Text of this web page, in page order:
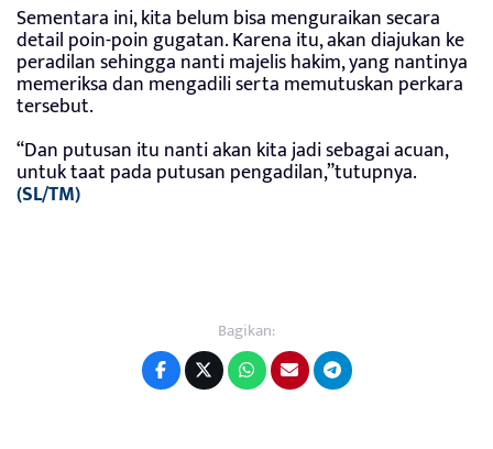
Sementara ini, kita belum bisa menguraikan secara
detail poin-poin gugatan. Karena itu, akan diajukan ke
peradilan sehingga nanti majelis hakim, yang nantinya
memeriksa dan mengadili serta memutuskan perkara
tersebut.
“Dan putusan itu nanti akan kita jadi sebagai acuan,
untuk taat pada putusan pengadilan,”tutupnya.
(SL/TM)
Bagikan: